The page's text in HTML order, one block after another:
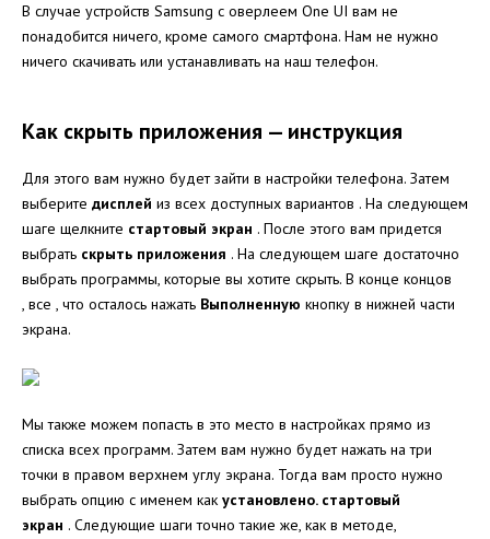
В случае устройств Samsung с оверлеем One UI вам не
понадобится ничего, кроме самого смартфона. Нам не нужно
ничего скачивать или устанавливать на наш телефон.
Как скрыть приложения — инструкция
Для этого вам нужно будет зайти в настройки телефона. Затем
выберите дисплей из всех доступных вариантов . На следующем
шаге щелкните стартовый экран . После этого вам придется
выбрать скрыть приложения . На следующем шаге достаточно
выбрать программы, которые вы хотите скрыть. В конце концов
, все , что осталось нажать Выполненную кнопку в нижней части
экрана.
Мы также можем попасть в это место в настройках прямо из
списка всех программ. Затем вам нужно будет нажать на три
точки в правом верхнем углу экрана. Тогда вам просто нужно
выбрать опцию с именем как установлено. стартовый
экран . Следующие шаги точно такие же, как в методе,